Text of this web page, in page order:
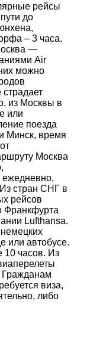
рейсы
до
– 3 часа.
—
Air
можно
из Москвы в
или
поезда
Минск, время
Москва
ежедневно,
стран СНГ в
рейсов
Франкфурта
Lufthansa.
или автобусе.
10 часов. Из
Гражданам
виза,
либо